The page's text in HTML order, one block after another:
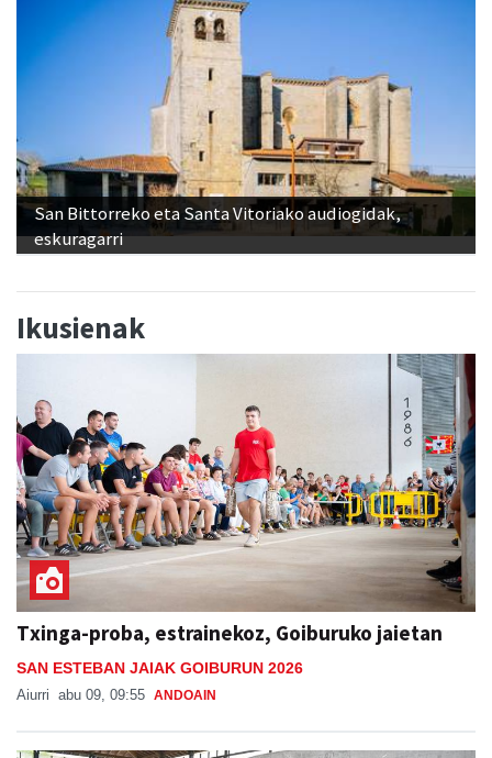
San Bittorreko eta Santa Vitoriako audiogidak,
eskuragarri
Ikusienak
Txinga-proba, estrainekoz, Goiburuko jaietan
SAN ESTEBAN JAIAK GOIBURUN 2026
Aiurri abu 09, 09:55 ANDOAIN